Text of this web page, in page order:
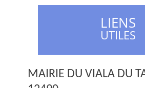
LIENS
UTILES
MAIRIE DU VIALA DU